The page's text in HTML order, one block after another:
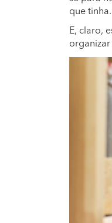
que tinha.
E, claro,